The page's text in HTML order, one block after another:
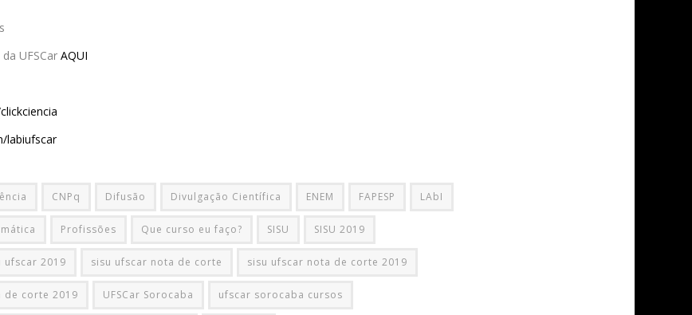
UFSCar AQUI
labiufscar
CNPq Difusão Divulgação Científica ENEM FAPESP LAbI
Profissões Que curso eu faço? SISU SISU 2019
ufscar 2019 sisu ufscar nota de corte sisu ufscar nota de corte 2019
de corte 2019 UFSCar Sorocaba ufscar sorocaba cursos